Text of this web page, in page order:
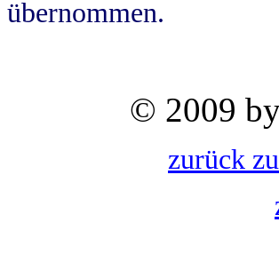
übernommen.
© 2009
zurück